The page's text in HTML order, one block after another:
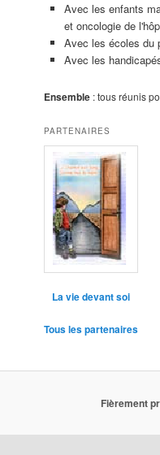
Avec les enfants
et oncologie de
Avec les écoles du
Avec les
Ensemble : tous réunis
PARTENAIRES
La vie devant soi
Tous les partenaires
Fièrement